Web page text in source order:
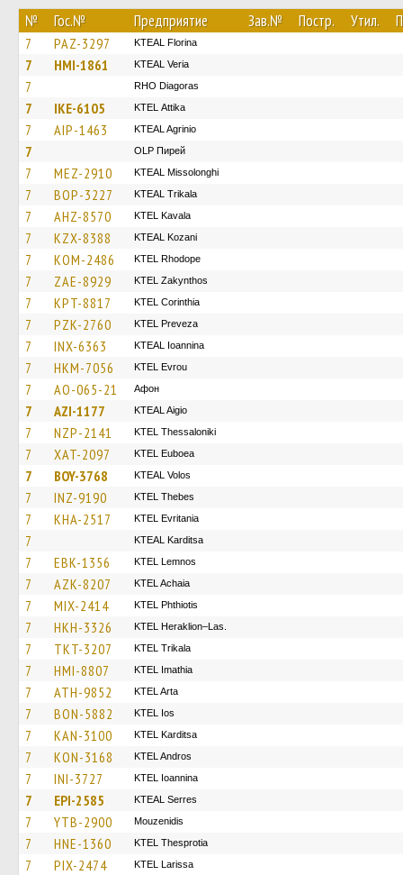
№ Гос.№ Предприятие Зав.№ Постр. Утил.
7 PAZ-3297 KTEAL Florina
7 HMI-1861 KTEAL Veria
7 RHO Diagoras
7 IKE-6105 KΤΕL Αttika
7 AIP-1463 KTEAL Agrinio
7 OLP Пирей
7 MEZ-2910 KTEAL Missolonghi
7 BOP-3227 KTEAL Trikala
7 AHZ-8570 KTEL Kavala
7 KZX-8388 KTEAL Kozani
7 KOM-2486 KTEL Rhodope
7 ZAE-8929 KTEL Zakynthos
7 KPT-8817 KTEL Corinthia
7 PZK-2760 KTEL Preveza
7 INX-6363 KTEAL Ioannina
7 HKM-7056 KTEL Evrou
7 AO-065-21 Афон
7 AZI-1177 KTEAL Aigio
7 NZP-2141 KTEL Thessaloniki
7 XAT-2097 ΚΤΕL Euboea
7 BOY-3768 KTEAL Volos
7 INZ-9190 KTEL Thebes
7 KHA-2517 ΚΤΕL Evritania
7 KTEAL Karditsa
7 EBK-1356 KTEL Lemnos
7 AZK-8207 KTEL Achaia
7 MIX-2414 ΚΤΕL Phthiotis
7 HKH-3326 KTEL Heraklion–Las.
7 TKT-3207 ΚΤΕL Τrikala
7 HMI-8807 KTEL Imathia
7 ATH-9852 KTEL Arta
7 BON-5882 KTEL Ios
7 KAN-3100 ΚΤΕL Karditsa
7 KON-3168 KTEL Andros
7 INI-3727 KTEL Ioannina
7 EPI-2585 KTEAL Serres
7 YTB-2900 Mouzenidis
7 HNE-1360 KTEL Thesprotia
7 PIX-2474 KTEL Larissa